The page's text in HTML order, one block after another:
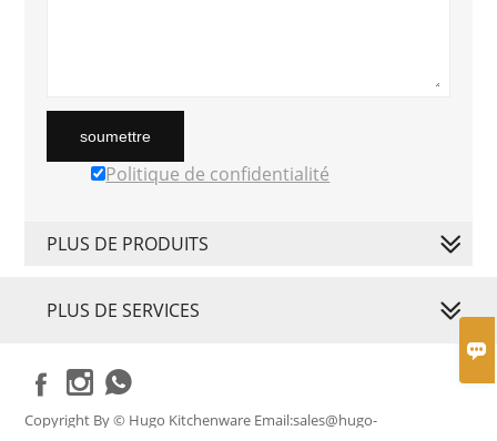

soumettre
Politique de confidentialité
PLUS DE PRODUITS
PLUS DE SERVICES
  
Copyright By © Hugo Kitchenware Email:sales@hugo-